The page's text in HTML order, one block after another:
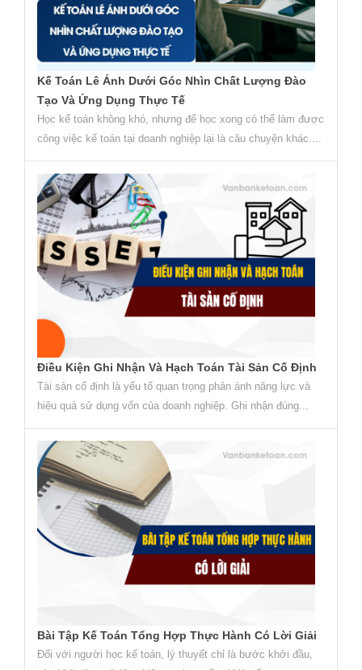
Kế Toán Lê Ánh Dưới Góc Nhìn Chất Lượng Đào
Tạo Và Ứng Dụng Thực Tế
Học kế toán không khó, nhưng để học xong có thể làm được
công việc kế toán tại doanh nghiệp lại là câu chuyện khác....
Điều Kiện Ghi Nhận Và Hạch Toán Tài Sản Cố Định
Tài sản cố định là yếu tố quan trọng phản ánh năng lực và
hiệu quả sử dụng vốn của doanh nghiệp. Ghi nhận đúng...
Bài Tập Kế Toán Tổng Hợp Thực Hành Có Lời Giải
Đối với người học kế toán, lý thuyết chỉ là bước khởi đầu,